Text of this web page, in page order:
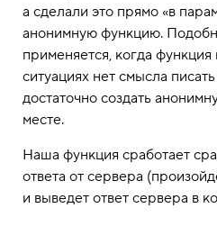
а сделали это прямо «в
анонимную функцию.
применяется, когда
ситуациях нет смысла
достаточно создать
месте.
Наша функция сработает
ответа от сервера
и выведет ответ сервера в